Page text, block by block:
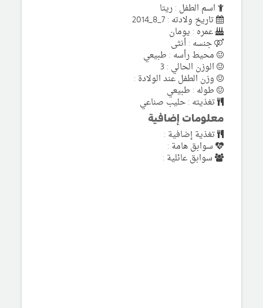
اسم الطفل : ريتا
تاريخ ولادته : 7_8_2014
عمره : يومان
جنسه : أنثى
محيط رأسه : طبيعي
الوزن الحالي : 3
وزن الطفل عند الولادة :
طوله : طبيعي
تغذيته : حليب صناعي
معلومات إضافية
تغذية إضافية :
سوابق هامة :
سوابق عائلية :